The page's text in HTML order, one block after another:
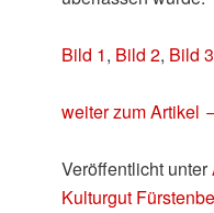
Bild 1, Bild 2, Bild 3
weiter zum Artikel
Veröffentlicht unter
Kulturgut